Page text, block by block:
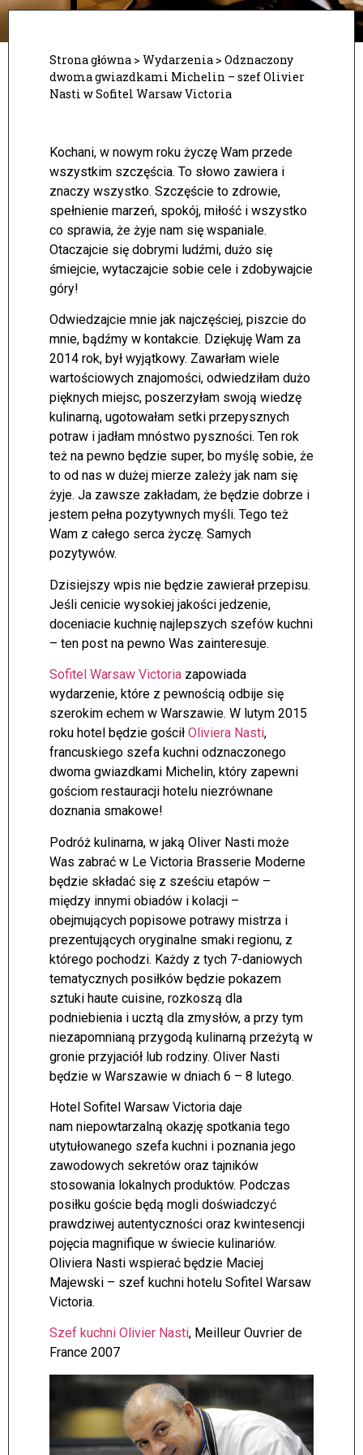
Strona główna > Wydarzenia > Odznaczony
dwoma gwiazdkami Michelin – szef Olivier
Nasti w Sofitel Warsaw Victoria
Kochani, w nowym roku życzę Wam przede
wszystkim szczęścia. To słowo zawiera i
znaczy wszystko. Szczęście to zdrowie,
spełnienie marzeń, spokój, miłość i wszystko
co sprawia, że żyje nam się wspaniale.
Otaczajcie się dobrymi ludźmi, dużo się
śmiejcie, wytaczajcie sobie cele i zdobywajcie
góry!
Odwiedzajcie mnie jak najczęściej, piszcie do
mnie, bądźmy w kontakcie. Dziękuję Wam za
2014 rok, był wyjątkowy. Zawarłam wiele
wartościowych znajomości, odwiedziłam dużo
pięknych miejsc, poszerzyłam swoją wiedzę
kulinarną, ugotowałam setki przepysznych
potraw i jadłam mnóstwo pyszności. Ten rok
też na pewno będzie super, bo myślę sobie, że
to od nas w dużej mierze zależy jak nam się
żyje. Ja zawsze zakładam, że będzie dobrze i
jestem pełna pozytywnych myśli. Tego też
Wam z całego serca życzę. Samych
pozytywów.
Dzisiejszy wpis nie będzie zawierał przepisu.
Jeśli cenicie wysokiej jakości jedzenie,
doceniacie kuchnię najlepszych szefów kuchni
– ten post na pewno Was zainteresuje.
Sofitel Warsaw Victoria zapowiada
wydarzenie, które z pewnością odbije się
szerokim echem w Warszawie. W lutym 2015
roku hotel będzie gościł Oliviera Nasti,
francuskiego szefa kuchni odznaczonego
dwoma gwiazdkami Michelin, który zapewni
gościom restauracji hotelu niezrównane
doznania smakowe!
Podróż kulinarna, w jaką Oliver Nasti może
Was zabrać w Le Victoria Brasserie Moderne
będzie składać się z sześciu etapów –
między innymi obiadów i kolacji –
obejmujących popisowe potrawy mistrza i
prezentujących oryginalne smaki regionu, z
którego pochodzi. Każdy z tych 7-daniowych
tematycznych posiłków będzie pokazem
sztuki haute cuisine, rozkoszą dla
podniebienia i ucztą dla zmysłów, a przy tym
niezapomnianą przygodą kulinarną przeżytą w
gronie przyjaciół lub rodziny. Oliver Nasti
będzie w Warszawie w dniach 6 – 8 lutego.
Hotel Sofitel Warsaw Victoria daje
nam niepowtarzalną okazję spotkania tego
utytułowanego szefa kuchni i poznania jego
zawodowych sekretów oraz tajników
stosowania lokalnych produktów. Podczas
posiłku goście będą mogli doświadczyć
prawdziwej autentyczności oraz kwintesencji
pojęcia magnifique w świecie kulinariów.
Oliviera Nasti wspierać będzie Maciej
Majewski – szef kuchni hotelu Sofitel Warsaw
Victoria.
Szef kuchni Olivier Nasti, Meilleur Ouvrier de
France 2007